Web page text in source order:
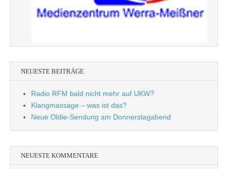
NEUESTE BEITRÄGE
Radio RFM bald nicht mehr auf UKW?
Klangmassage – was ist das?
Neue Oldie-Sendung am Donnerstagabend
NEUESTE KOMMENTARE